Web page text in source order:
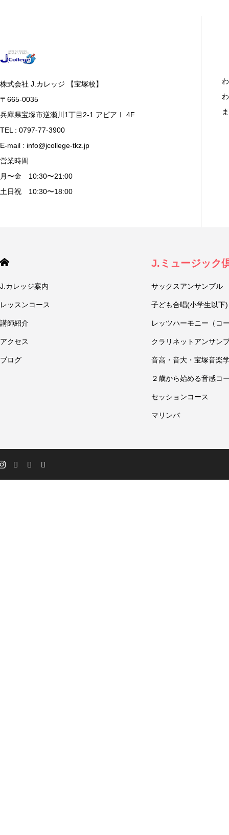
株式会社 J.カレッジ 【宝塚校】
〒665-0035
兵庫県宝塚市逆瀬川1丁目2-1 アピアⅠ 4F
TEL : 0797-77-3900
E-mail : info@jcollege-tkz.jp
営業時間
月〜金 10:30〜21:00
土日祝 10:30〜18:00
J.カレッジ案内
レッスンコース
講師紹介
アクセス
ブログ
J.ミュージック
サックスアンサンブル
子ども合唱(小学生以下)
レッツハーモニー（コ
クラリネットアンサン
音高・音大・宝塚音楽
２歳から始める音感コ
セッションコース
マリンバ